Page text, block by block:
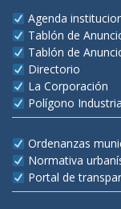
Agenda
Tablón de
Tablón de
Directorio
La Corporación
Polígono
Ordenanzas
Normativa
Portal de